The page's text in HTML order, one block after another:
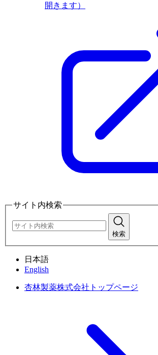
開きます）
サイト内検索
検索
日本語
English
杏林製薬株式会社トップページ